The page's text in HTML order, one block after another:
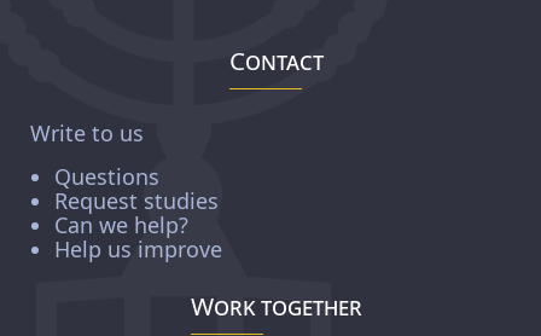
Contact
Write to us
Questions
Request studies
Can we help?
Help us improve
Work together